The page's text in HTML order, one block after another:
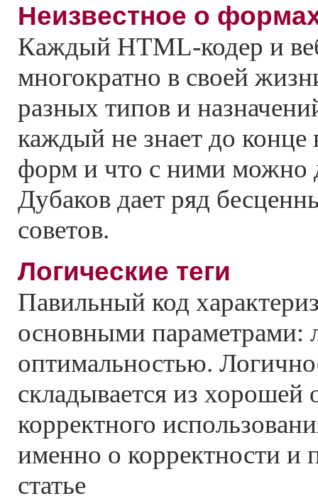
Неизвестное о
Каждый HTML-кодер и
многократно в своей
разных типов и
каждый не знает до конце
форм и что с ними можно
Дубаков дает ряд
советов.
Логические теги
Павильный код
основными параметрами:
оптимальностью.
складывается из хорошей
корректного
именно о корректности и
статье